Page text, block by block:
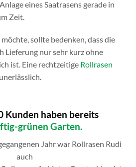
eines Saatrasens gerade in
Zeit.
möchte, sollte bedenken, dass die
Lieferung nur sehr kurz ohne
ist. Eine rechtzeitige Rollrasen
Kunden haben bereits
grünen Garten.
Jahr war Rollrasen Rudi
auch